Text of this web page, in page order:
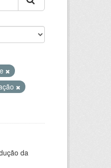
da